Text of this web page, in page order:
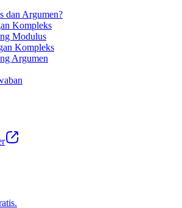
dan Argumen?
Kompleks
Modulus
Kompleks
Argumen